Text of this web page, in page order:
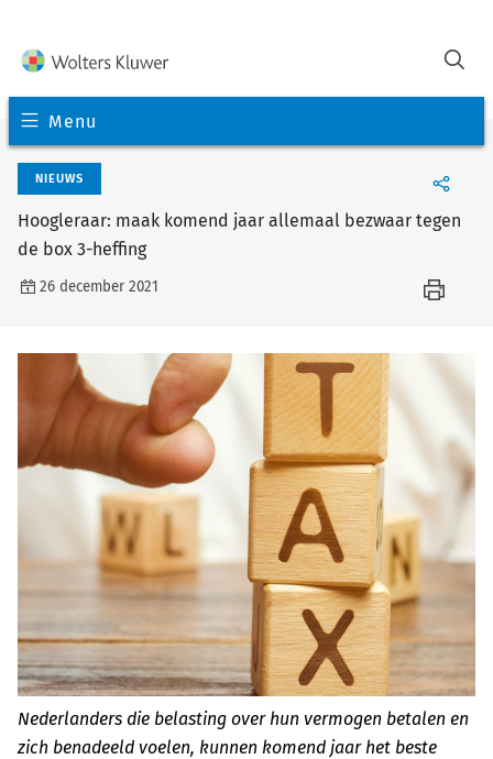
Menu
NIEUWS
Hoogleraar: maak komend jaar allemaal bezwaar tegen
de box 3-heffing
26 december 2021
Nederlanders die belasting over hun vermogen betalen en
zich benadeeld voelen, kunnen komend jaar het beste